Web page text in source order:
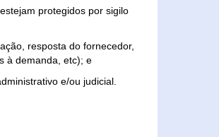
protegidos por sigilo
resposta do fornecedor,
à demanda, etc); e
e/ou judicial.